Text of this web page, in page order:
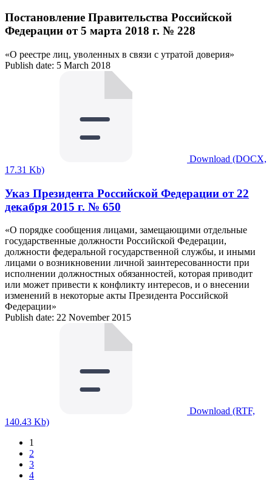
Постановление Правительства Российской
Федерации от 5 марта 2018 г. № 228
«О реестре лиц, уволенных в связи с утратой доверия»
Publish date: 5 March 2018
Download (DOCX,
17.31 Kb)
Указ Президента Российской Федерации от 22
декабря 2015 г. № 650
«О порядке сообщения лицами, замещающими отдельные
государственные должности Российской Федерации,
должности федеральной государственной службы, и иными
лицами о возникновении личной заинтересованности при
исполнении должностных обязанностей, которая приводит
или может привести к конфликту интересов, и о внесении
изменений в некоторые акты Президента Российской
Федерации»
Publish date: 22 November 2015
Download (RTF,
140.43 Kb)
1
2
3
4